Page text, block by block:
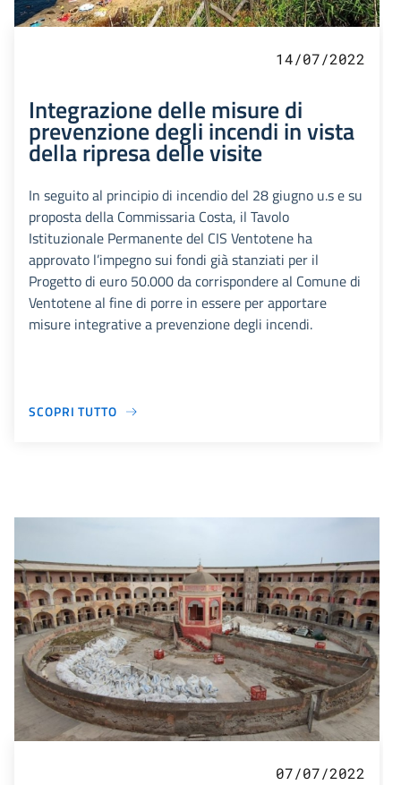
14/07/2022
Integrazione delle misure di
prevenzione degli incendi in vista
della ripresa delle visite
In seguito al principio di incendio del 28 giugno u.s e su
proposta della Commissaria Costa, il Tavolo
Istituzionale Permanente del CIS Ventotene ha
approvato l’impegno sui fondi già stanziati per il
Progetto di euro 50.000 da corrispondere al Comune di
Ventotene al fine di porre in essere per apportare
misure integrative a prevenzione degli incendi.
SCOPRI TUTTO
07/07/2022